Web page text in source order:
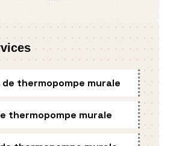
thermopompe murale
thermopompe murale